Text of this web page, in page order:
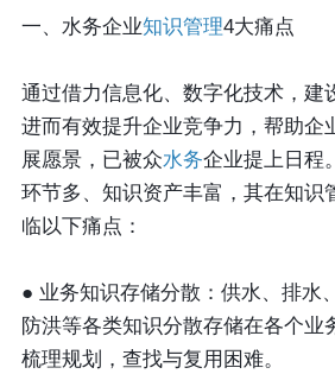
一、水务企业知识管理4大痛点
通过借力信息化、数字化技术，建
进而有效提升企业竞争力，帮助企
展愿景，已被众水务企业提上日程
环节多、知识资产丰富，其在知识
临以下痛点：
● 业务知识存储分散 ：供水、排水
防洪等各类知识分散存储在各个业
梳理规划，查找与复用困难。